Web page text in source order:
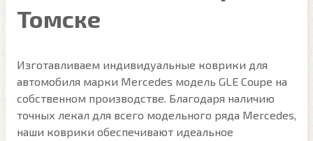
Томске
Изготавливаем индивидуальные коврики для
автомобиля марки Mercedes модель GLE Coupe на
собственном производстве. Благодаря наличию
точных лекал для всего модельного ряда Mercedes,
наши коврики обеспечивают идеальное